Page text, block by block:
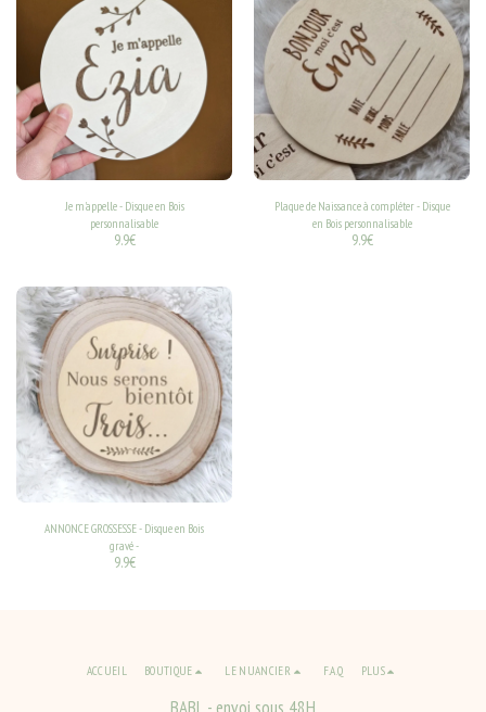
Je m'appelle - Disque en Bois
personnalisable
9.9€
Plaque de Naissance à compléter - Disque
en Bois personnalisable
9.9€
ANNONCE GROSSESSE - Disque en Bois
gravé -
9.9€
BABL - envoi sous 48H
ACCUEIL BOUTIQUE LE NUANCIER F.A.Q PLUS